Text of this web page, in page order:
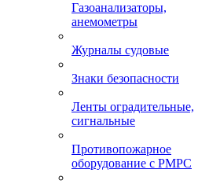
Газоанализаторы,
анемометры
Журналы судовые
Знаки безопасности
Ленты оградительные,
сигнальные
Противопожарное
оборудование с РМРС